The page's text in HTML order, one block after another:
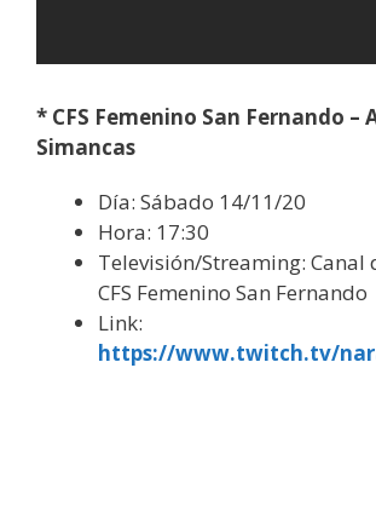
* CFS Femenino San Fernando –
Simancas
Día: Sábado 14/11/20
Hora: 17:30
Televisión/Streaming: Canal
CFS Femenino San Fernando
Link:
https://www.twitch.tv/